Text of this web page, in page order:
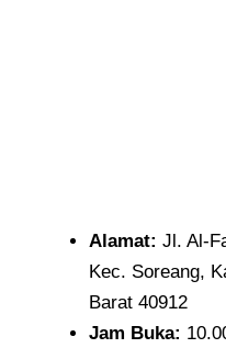
Alamat: Jl. Al-
Kec. Soreang,
Barat 40912
Jam Buka: